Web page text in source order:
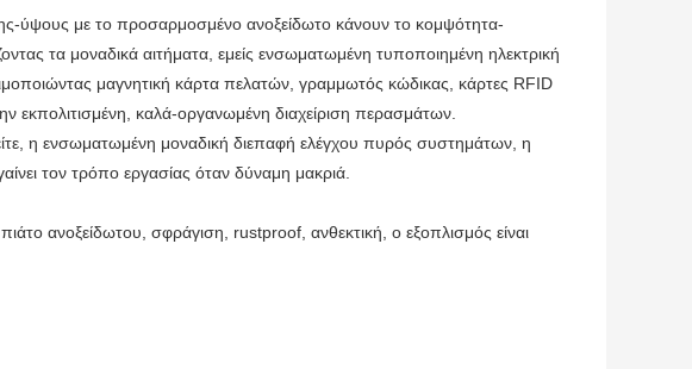
ύψους με το προσαρμοσμένο ανοξείδωτο κάνουν το κομψότητα-
τα μοναδικά αιτήματα, εμείς ενσωματωμένη τυποποιημένη ηλεκτρική
μαγνητική κάρτα πελατών, γραμμωτός κώδικας, κάρτες RFID
εκπολιτισμένη, καλά-οργανωμένη διαχείριση περασμάτων.
η ενσωματωμένη μοναδική διεπαφή ελέγχου πυρός συστημάτων, η
τον τρόπο εργασίας όταν δύναμη μακριά.
ανοξείδωτου, σφράγιση, rustproof, ανθεκτική, ο εξοπλισμός είναι